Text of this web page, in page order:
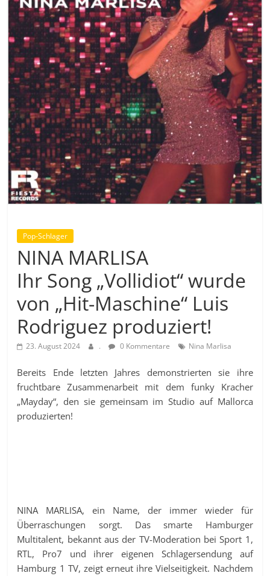
Pop-Schlager
NINA MARLISA
Ihr Song „Vollidiot“ wurde
von „Hit-Maschine“ Luis
Rodriguez produziert!
23. August 2024 . 0 Kommentare Nina Marlisa
Bereits Ende letzten Jahres demonstrierten sie ihre
fruchtbare Zusammenarbeit mit dem funky Kracher
„Mayday“, den sie gemeinsam im Studio auf Mallorca
produzierten!
NINA MARLISA, ein Name, der immer wieder für
Überraschungen sorgt. Das smarte Hamburger
Multitalent, bekannt aus der TV-Moderation bei Sport 1,
RTL, Pro7 und ihrer eigenen Schlagersendung auf
Hamburg 1 TV, zeigt erneut ihre Vielseitigkeit. Nachdem